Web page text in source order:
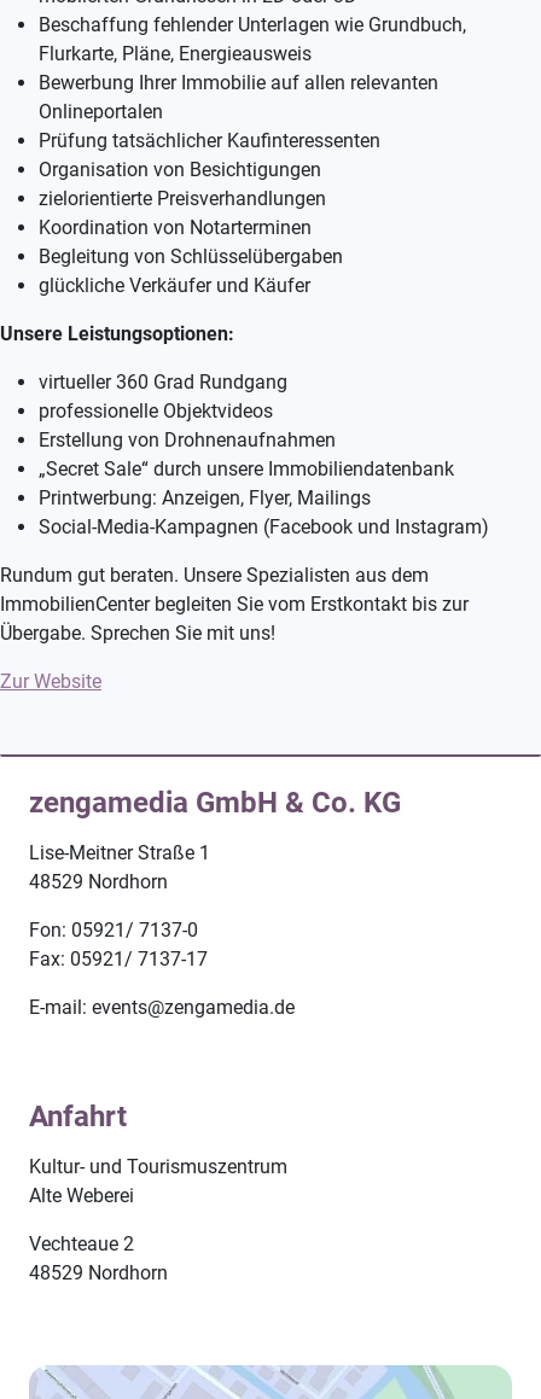
Beschaffung fehlender Unterlagen wie Grundbuch,
Flurkarte, Pläne, Energieausweis
Bewerbung Ihrer Immobilie auf allen relevanten
Onlineportalen
Prüfung tatsächlicher Kaufinteressenten
Organisation von Besichtigungen
zielorientierte Preisverhandlungen
Koordination von Notarterminen
Begleitung von Schlüsselübergaben
glückliche Verkäufer und Käufer
Unsere Leistungsoptionen:
virtueller 360 Grad Rundgang
professionelle Objektvideos
Erstellung von Drohnenaufnahmen
„Secret Sale“ durch unsere Immobiliendatenbank
Printwerbung: Anzeigen, Flyer, Mailings
Social-Media-Kampagnen (Facebook und Instagram)
Rundum gut beraten. Unsere Spezialisten aus dem
ImmobilienCenter begleiten Sie vom Erstkontakt bis zur
Übergabe. Sprechen Sie mit uns!
Zur Website
zengamedia GmbH & Co. KG
Lise-Meitner Straße 1
48529 Nordhorn
Fon: 05921/ 7137-0
Fax: 05921/ 7137-17
E-mail: events@zengamedia.de
Anfahrt
Kultur- und Tourismuszentrum
Alte Weberei
Vechteaue 2
48529 Nordhorn